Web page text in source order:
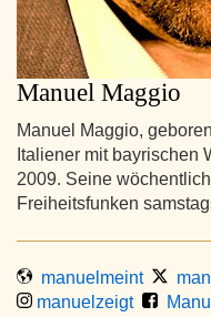
Manuel Maggio
Manuel Maggio,
Italiener mit bayrischen
2009. Seine
Freiheitsfunken
manuelmeint
manuelzeigt